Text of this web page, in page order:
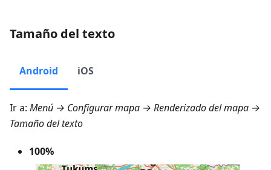
Tamaño del texto
Android iOS
Ir a: Menú → Configurar mapa → Renderizado del mapa →
Tamaño del texto
100%